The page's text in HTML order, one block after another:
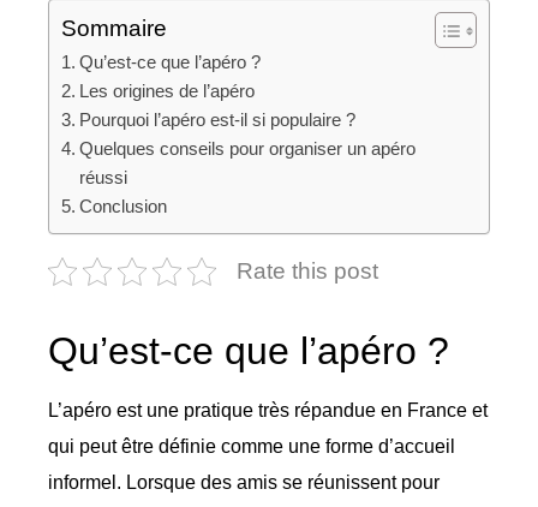
Sommaire
Qu’est-ce que l’apéro ?
Les origines de l’apéro
Pourquoi l’apéro est-il si populaire ?
Quelques conseils pour organiser un apéro
réussi
Conclusion
Rate this post
Qu’est-ce que l’apéro ?
L’apéro est une pratique très répandue en France et
qui peut être définie comme une forme d’accueil
informel. Lorsque des amis se réunissent pour